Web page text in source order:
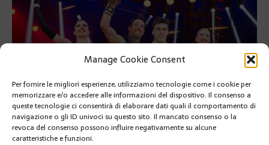
Manage Cookie Consent
Per fornire le migliori esperienze, utilizziamo tecnologie come i cookie per
memorizzare e/o accedere alle informazioni del dispositivo. Il consenso a
queste tecnologie ci consentirà di elaborare dati quali il comportamento di
navigazione o gli ID univoci su questo sito. Il mancato consenso o la
revoca del consenso possono influire negativamente su alcune
caratteristiche e funzioni.